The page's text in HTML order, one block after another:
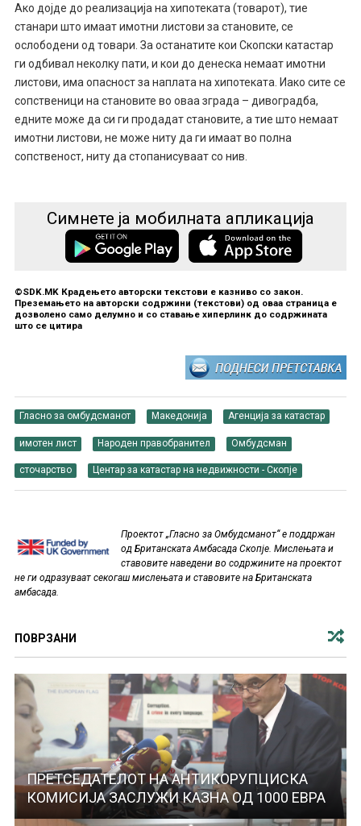
Ако дојде до реализација на хипотеката (товарот), тие
станари што имаат имотни листови за становите, се
ослободени од товари. За останатите кои Скопски катастар
ги одбивал неколку пати, и кои до денеска немаат имотни
листови, има опасност за наплата на хипотеката. Иако сите се
сопственици на становите во оваа зграда – дивоградба,
едните може да си ги продадат становите, а тие што немаат
имотни листови, не може ниту да ги имаат во полна
сопственост, ниту да стопанисуваат со нив.
Симнете ја мобилната апликација
©SDK.MK Крадењето авторски текстови е казниво со закон.
Преземањето на авторски содржини (текстови) од оваа страница е
дозволено само делумно и со ставање хиперлинк до содржината
што се цитира
Гласно за омбудсманот Македонија Агенција за катастар
имотен лист Народен правобранител Омбудсман
сточарство Центар за катастар на недвижности - Скопје
Проектот „Гласно за Омбудсманот“ е поддржан
од Британската Амбасада Скопје. Мислењата и
ставовите наведени во содржините на проектот
не ги одразуваат секогаш мислењата и ставовите на Британската
амбасада.
ПОВРЗАНИ
ПРЕТСЕДАТЕЛОТ НА АНТИКОРУПЦИСКА
КОМИСИЈА ЗАСЛУЖИ КАЗНА ОД 1000 ЕВРА